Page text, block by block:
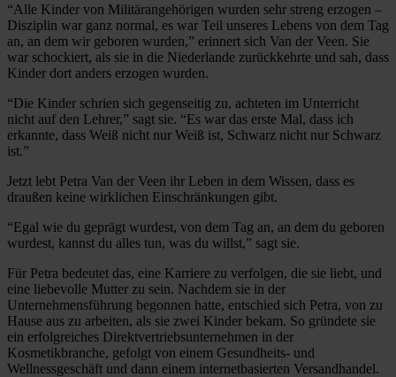
“Alle Kinder von Militärangehörigen wurden sehr streng erzogen –
Disziplin war ganz normal, es war Teil unseres Lebens von dem Tag
an, an dem wir geboren wurden,” erinnert sich Van der Veen. Sie
war schockiert, als sie in die Niederlande zurückkehrte und sah, dass
Kinder dort anders erzogen wurden.
“Die Kinder schrien sich gegenseitig zu, achteten im Unterricht
nicht auf den Lehrer,” sagt sie. “Es war das erste Mal, dass ich
erkannte, dass Weiß nicht nur Weiß ist, Schwarz nicht nur Schwarz
ist.”
Jetzt lebt Petra Van der Veen ihr Leben in dem Wissen, dass es
draußen keine wirklichen Einschränkungen gibt.
“Egal wie du geprägt wurdest, von dem Tag an, an dem du geboren
wurdest, kannst du alles tun, was du willst,” sagt sie.
Für Petra bedeutet das, eine Karriere zu verfolgen, die sie liebt, und
eine liebevolle Mutter zu sein. Nachdem sie in der
Unternehmensführung begonnen hatte, entschied sich Petra, von zu
Hause aus zu arbeiten, als sie zwei Kinder bekam. So gründete sie
ein erfolgreiches Direktvertriebsunternehmen in der
Kosmetikbranche, gefolgt von einem Gesundheits- und
Wellnessgeschäft und dann einem internetbasierten Versandhandel.